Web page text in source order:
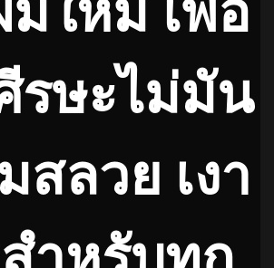
รษะไม่มัน
สลวย เงา